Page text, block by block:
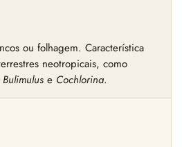
ou folhagem. Característica
neotropicais, como
Bulimulus e Cochlorina.